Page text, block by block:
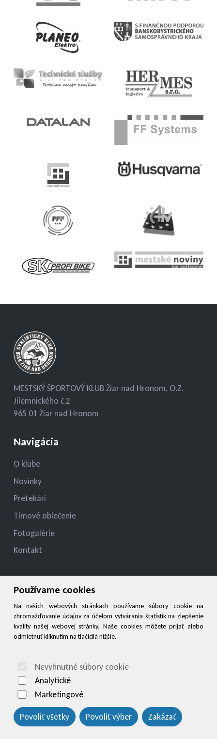
Používame cookies
Na našich webových stránkach používame súbory cookie na
zhromažďovanie údajov za účelom vytvárania štatistík na zlepšenie
kvality našej webovej stránky. Naše cookies môžete prijať alebo
odmietnuť kliknutím na tlačidlá nižšie.
Nevyhnutné súbory cookie
Analytické
Marketingové
Povoliť všetky Povoliť výber Zakázať
MESTSKÝ ŠPORTOVÝ KLUB Žiar nad Hronom, O.Z.
Jilemnického č.2
965 01 Žiar nad Hronom
Navigácia
O klube
Novinky
Pretekári
Tímové oblečenie
Fotogalérie
Kontakt
Kontakt
jelza.jozef@gmail.com
+421 944 545 900
Social
© 2026 Arrabella s.r.o., mayabella s.r.o., Všetky práva vyhradené.
Hosting: - Web: